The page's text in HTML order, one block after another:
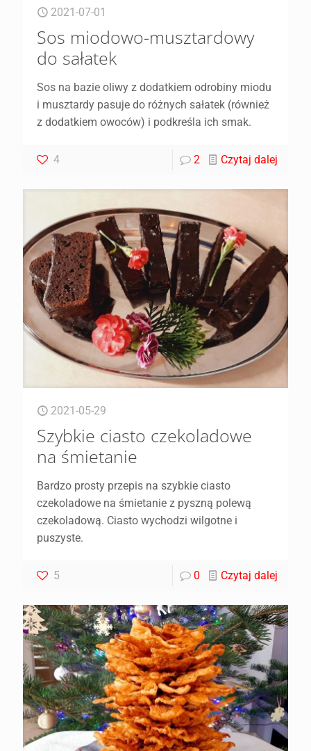
2021-07-01
Sos miodowo-musztardowy
do sałatek
Sos na bazie oliwy z dodatkiem odrobiny miodu
i musztardy pasuje do różnych sałatek (również
z dodatkiem owoców) i podkreśla ich smak.
4 2 Czytaj dalej
2021-05-29
Szybkie ciasto czekoladowe
na śmietanie
Bardzo prosty przepis na szybkie ciasto
czekoladowe na śmietanie z pyszną polewą
czekoladową. Ciasto wychodzi wilgotne i
puszyste.
5 0 Czytaj dalej